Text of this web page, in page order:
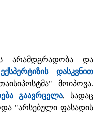
არამდგრადობა და
ექსპერტიზის დასკვნით
მოიპოვა.
გაავრცელა, სადაც
"არსებული ფასადის